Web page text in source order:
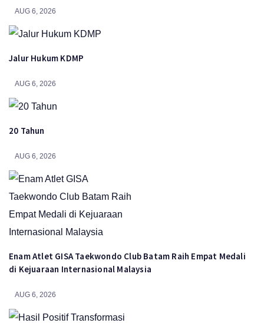
AUG 6, 2026
Jalur Hukum KDMP
AUG 6, 2026
20 Tahun
AUG 6, 2026
Enam Atlet GISA Taekwondo Club Batam Raih Empat Medali
di Kejuaraan Internasional Malaysia
AUG 6, 2026